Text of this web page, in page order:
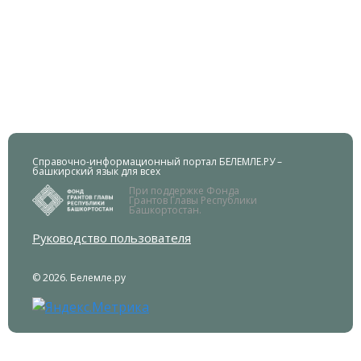
Справочно-информационный портал БЕЛЕМЛЕ.РУ –
башкирский язык для всех
При поддержке Фонда
Грантов Главы Республики
Башкортостан.
Руководство пользователя
© 2026. Белемле.ру